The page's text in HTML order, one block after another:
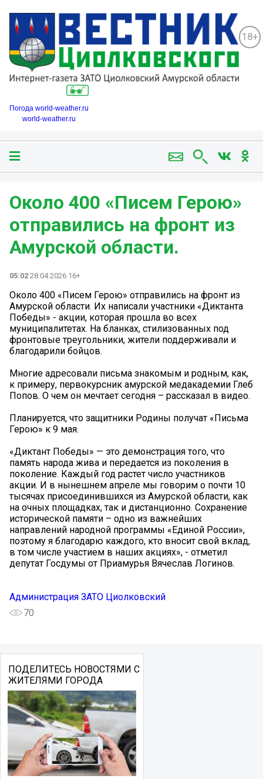
18+
Погода world-weather.ru
world-weather.ru
Около 400 «Писем Герою»
отправились на фронт из
Амурской области.
05:02 28.04.2026 16+
Около 400 «Писем Герою» отправились на фронт из
Амурской области. Их написали участники «Диктанта
Победы» - акции, которая прошла во всех
муниципалитетах. На бланках, стилизованных под
фронтовые треугольники, жители поддерживали и
благодарили бойцов.
Многие адресовали письма знакомым и родным, как,
к примеру, первокурсник амурской медакадемии Глеб
Попов. О чем он мечтает сегодня – рассказал в видео.
Планируется, что защитники Родины получат «Письма
Герою» к 9 мая.
«Диктант Победы» — это демонстрация того, что
память народа жива и передается из поколения в
поколение. Каждый год растет число участников
акции. И в нынешнем апреле мы говорим о почти 10
тысячах присоединившихся из Амурской области, как
на очных площадках, так и дистанционно. Сохранение
исторической памяти – одно из важнейших
направлений народной программы «Единой России»,
поэтому я благодарю каждого, кто вносит свой вклад,
в том числе участием в наших акциях», - отметил
депутат Госдумы от Приамурья Вячеслав Логинов.
Администрация ЗАТО Циолковский
70
ПОДЕЛИТЕСЬ НОВОСТЯМИ С
ЖИТЕЛЯМИ ГОРОДА